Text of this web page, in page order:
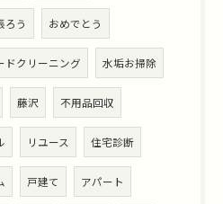
ろう おめでとう
ドクリーニング 水垢お掃除
藤沢 不用品回収
リユース 住宅診断
戸建て アパート